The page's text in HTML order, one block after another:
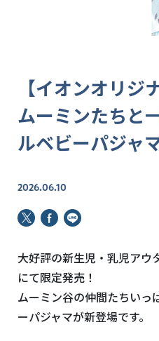
【イオンオリジ
ムーミンたちと
ルベビーパジャ
2026.06.10
大好評の新生児・乳児アウ
にて限定発売！
ムーミン谷の仲間たちいっ
ーパジャマが新登場です。